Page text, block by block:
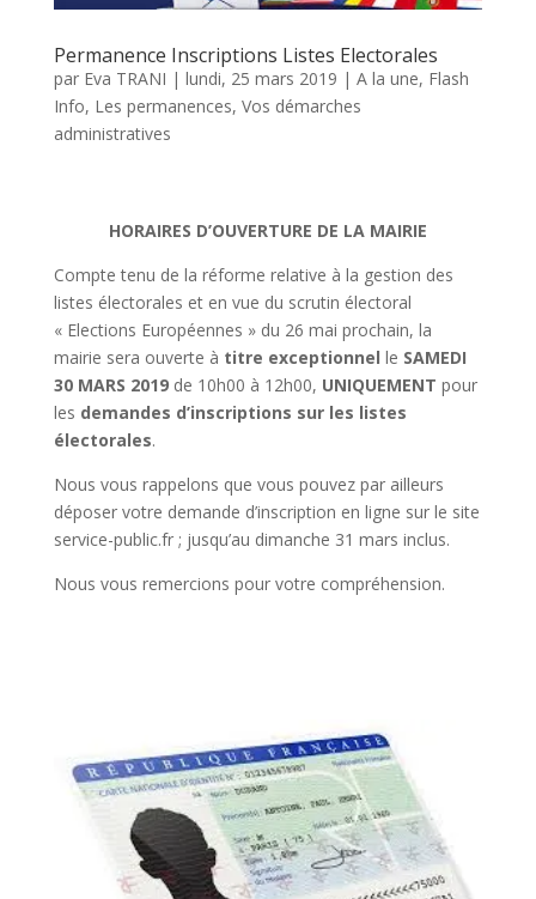
Permanence Inscriptions Listes Electorales
par Eva TRANI | lundi, 25 mars 2019 | A la une, Flash
Info, Les permanences, Vos démarches
administratives
HORAIRES D’OUVERTURE DE LA MAIRIE
Compte tenu de la réforme relative à la gestion des
listes électorales et en vue du scrutin électoral
« Elections Européennes » du 26 mai prochain, la
mairie sera ouverte à titre exceptionnel le SAMEDI
30 MARS 2019de 10h00 à 12h00, UNIQUEMENT pour
les demandes d’inscriptions sur les listes
électorales.
Nous vous rappelons que vous pouvez par ailleurs
déposer votre demande d’inscription en ligne sur le site
service-public.fr ; jusqu’au dimanche 31 mars inclus.
Nous vous remercions pour votre compréhension.